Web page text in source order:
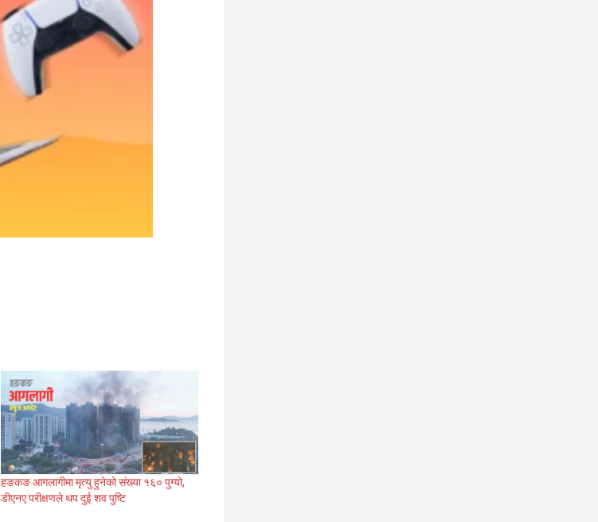
हङकङ आगलागीमा मृत्यु हुनेको संख्या १६० पुग्यो,
डीएनए परीक्षणले थप दुई शव पुष्टि